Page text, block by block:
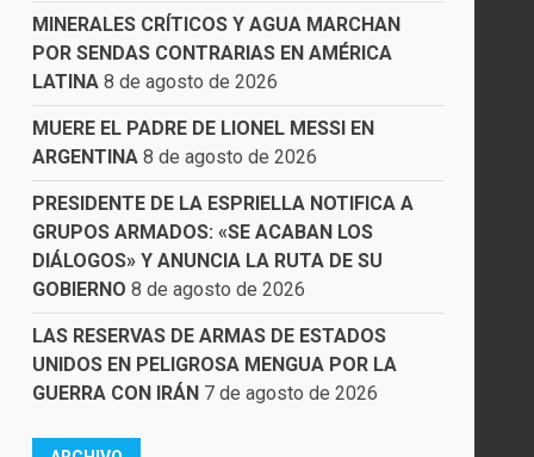
MINERALES CRÍTICOS Y AGUA MARCHAN
POR SENDAS CONTRARIAS EN AMÉRICA
LATINA 8 de agosto de 2026
MUERE EL PADRE DE LIONEL MESSI EN
ARGENTINA 8 de agosto de 2026
PRESIDENTE DE LA ESPRIELLA NOTIFICA A
GRUPOS ARMADOS: «SE ACABAN LOS
DIÁLOGOS» Y ANUNCIA LA RUTA DE SU
GOBIERNO 8 de agosto de 2026
LAS RESERVAS DE ARMAS DE ESTADOS
UNIDOS EN PELIGROSA MENGUA POR LA
GUERRA CON IRÁN 7 de agosto de 2026